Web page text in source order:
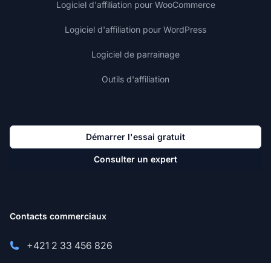
Logiciel d'affiliation pour WooCommerce
Logiciel d'affiliation pour WordPress
Logiciel de parrainage
Outils d'affiliation
Démarrer l'essai gratuit
Consulter un expert
Contacts commerciaux
+421 2 33 456 826